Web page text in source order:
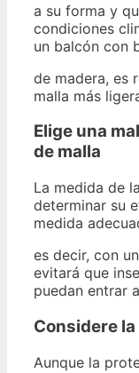
a su forma y
condiciones
un balcón con
de madera, es
malla más
Elige una
de malla
La medida de
determinar su
medida
es decir, con
evitará que
puedan entrar
Considere
Aunque la